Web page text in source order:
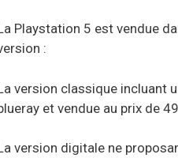
Playstation 5 est vendue
:
version classique incluant
et vendue au prix de
version digitale ne